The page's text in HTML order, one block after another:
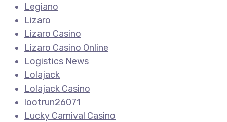
Legiano
Lizaro
Lizaro Casino
Lizaro Casino Online
Logistics News
Lolajack
Lolajack Casino
lootrun26071
Lucky Carnival Casino